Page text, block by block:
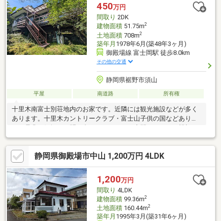
450万円
間取り 2DK
建物面積51.75m2
土地面積708m2
築年月 1978年6月(築48年3ヶ月)
御殿場線 富士岡駅 徒歩8.0km
その他の交通
静岡県裾野市須山
平屋 南道路 所有権
十里木南富士別荘地内のお家です。近隣には観光施設などが多く
あります。十里木カントリークラブ・富士山子供の国などありま
寧に対応いたします。
静岡県御殿場市中山 1,200万円 4LDK
1,200万円
間取り 4LDK
建物面積99.36m2
土地面積160.44m2
築年月 1995年3月(築31年6ヶ月)